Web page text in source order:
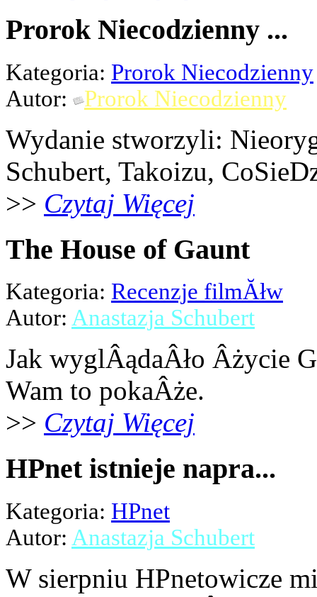
Prorok Niecodzienny ...
Kategoria: Prorok Niecodzienny
Autor:
Prorok Niecodzienny
Wydanie stworzyli:
Schubert, Takoizu,
>> Czytaj Więcej
The House of Gaunt
Kategoria: Recenzje filmĂłw
Autor: Anastazja Schubert
Jak wyglÂądaÂło Âżycie
Wam to pokaÂże.
>> Czytaj Więcej
HPnet istnieje napra...
Kategoria: HPnet
Autor: Anastazja Schubert
W sierpniu HPnetowicze